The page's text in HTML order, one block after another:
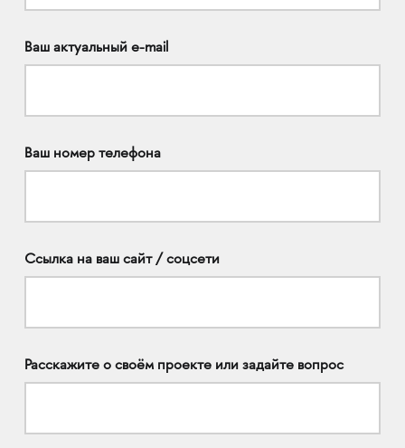
Ваш актуальный e-mail
Ваш номер телефона
Ссылка на ваш сайт / соцсети
Расскажите о своём проекте или задайте вопрос